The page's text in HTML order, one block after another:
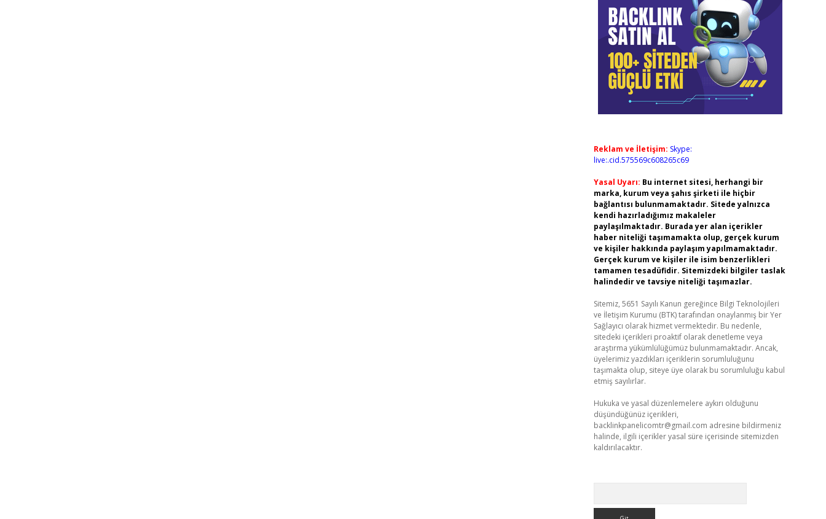
Reklam ve İletişim: Skype:
live:.cid.575569c608265c69
Yasal Uyarı: Bu internet sitesi, herhangi bir
marka, kurum veya şahıs şirketi ile hiçbir
bağlantısı bulunmamaktadır. Sitede yalnızca
kendi hazırladığımız makaleler
paylaşılmaktadır. Burada yer alan içerikler
haber niteliği taşımamakta olup, gerçek kurum
ve kişiler hakkında paylaşım yapılmamaktadır.
Gerçek kurum ve kişiler ile isim benzerlikleri
tamamen tesadüfidir. Sitemizdeki bilgiler taslak
halindedir ve tavsiye niteliği taşımazlar.
Sitemiz, 5651 Sayılı Kanun gereğince Bilgi Teknolojileri
ve İletişim Kurumu (BTK) tarafından onaylanmış bir Yer
Sağlayıcı olarak hizmet vermektedir. Bu nedenle,
sitedeki içerikleri proaktif olarak denetleme veya
araştırma yükümlülüğümüz bulunmamaktadır. Ancak,
üyelerimiz yazdıkları içeriklerin sorumluluğunu
taşımakta olup, siteye üye olarak bu sorumluluğu kabul
etmiş sayılırlar.
Hukuka ve yasal düzenlemelere aykırı olduğunu
düşündüğünüz içerikleri,
backlinkpanelicomtr@gmail.com adresine bildirmeniz
halinde, ilgili içerikler yasal süre içerisinde sitemizden
kaldırılacaktır.